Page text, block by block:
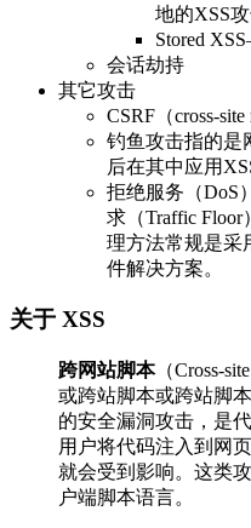
地的XSS
Stored
会话劫持
其它攻击
CSRF（cross-
钓鱼攻击指的是
后在其中应用
拒绝服务（DoS
求（Traffic
理方法常规是采
件解决方案。
关于 XSS
跨网站脚本（Cross-
或跨站脚本或跨站脚
的安全漏洞攻击，是
用户将代码注入到网
就会受到影响。这类
户端脚本语言。